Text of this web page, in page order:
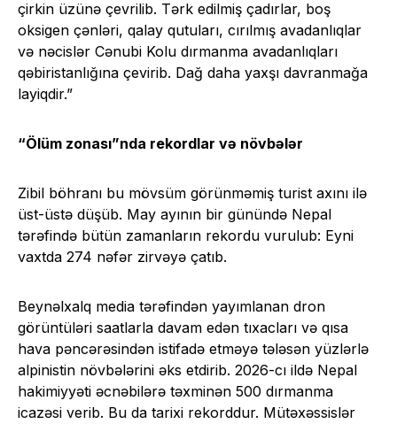
çirkin üzünə çevrilib. Tərk edilmiş çadırlar, boş
oksigen çənləri, qalay qutuları, cırılmış avadanlıqlar
və nəcislər Cənubi Kolu dırmanma avadanlıqları
qəbiristanlığına çevirib. Dağ daha yaxşı davranmağa
layiqdir.”
“Ölüm zonası”nda rekordlar və növbələr
Zibil böhranı bu mövsüm görünməmiş turist axını ilə
üst-üstə düşüb. May ayının bir günündə Nepal
tərəfində bütün zamanların rekordu vurulub: Eyni
vaxtda 274 nəfər zirvəyə çatıb.
Beynəlxalq media tərəfindən yayımlanan dron
görüntüləri saatlarla davam edən tıxacları və qısa
hava pəncərəsindən istifadə etməyə tələsən yüzlərlə
alpinistin növbələrini əks etdirib. 2026-cı ildə Nepal
hakimiyyəti əcnəbilərə təxminən 500 dırmanma
icazəsi verib. Bu da tarixi rekorddur. Mütəxəssislər